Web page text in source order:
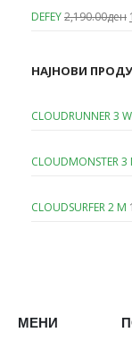
DEFEY2,190.00ден
НАЈНОВИ
CLOUDRUNNER 3 W
CLOUDMONSTER 3
CLOUDSURFER 2 M
МЕНИ